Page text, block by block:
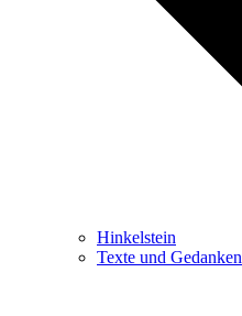
Hinkelstein
Texte und Gedanken